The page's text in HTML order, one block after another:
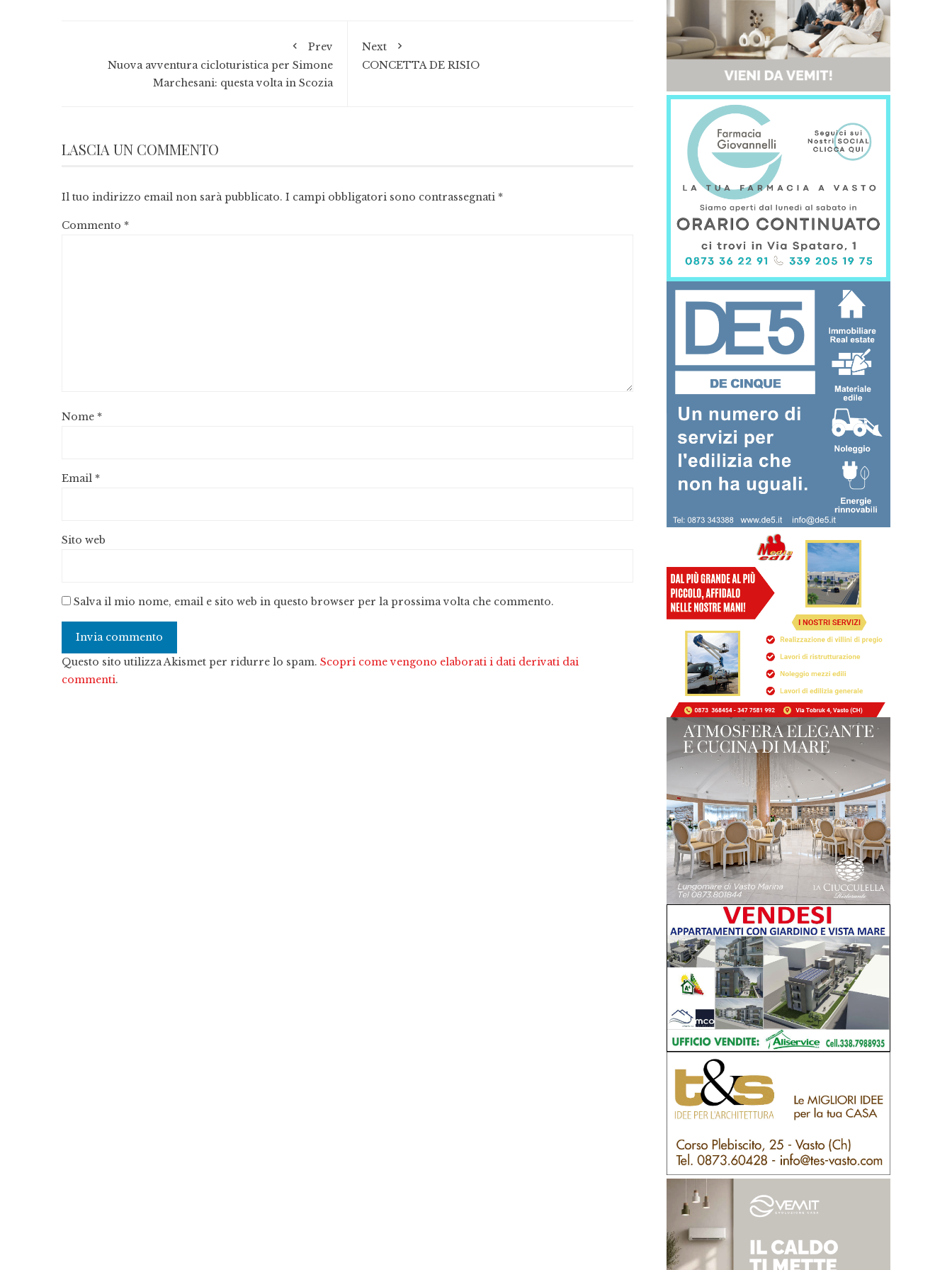
Prev
Nuova avventura cicloturistica per Simone
Marchesani: questa volta in Scozia
Next
CONCETTA DE RISIO
LASCIA UN COMMENTO
Il tuo indirizzo email non sarà pubblicato. I campi obbligatori sono contrassegnati *
Commento *
Nome *
Email *
Sito web
Salva il mio nome, email e sito web in questo browser per la prossima volta che commento.
Questo sito utilizza Akismet per ridurre lo spam. Scopri come vengono elaborati i dati derivati dai
commenti.